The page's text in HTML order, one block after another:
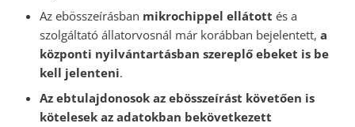
Az ebösszeírásban mikrochippel ellátott és a
szolgáltató állatorvosnál már korábban bejelentett, a
központi nyilvántartásban szereplő ebeket is be
kell jelenteni.
Az ebtulajdonosok az ebösszeírást követően is
kötelesek az adatokban bekövetkezett